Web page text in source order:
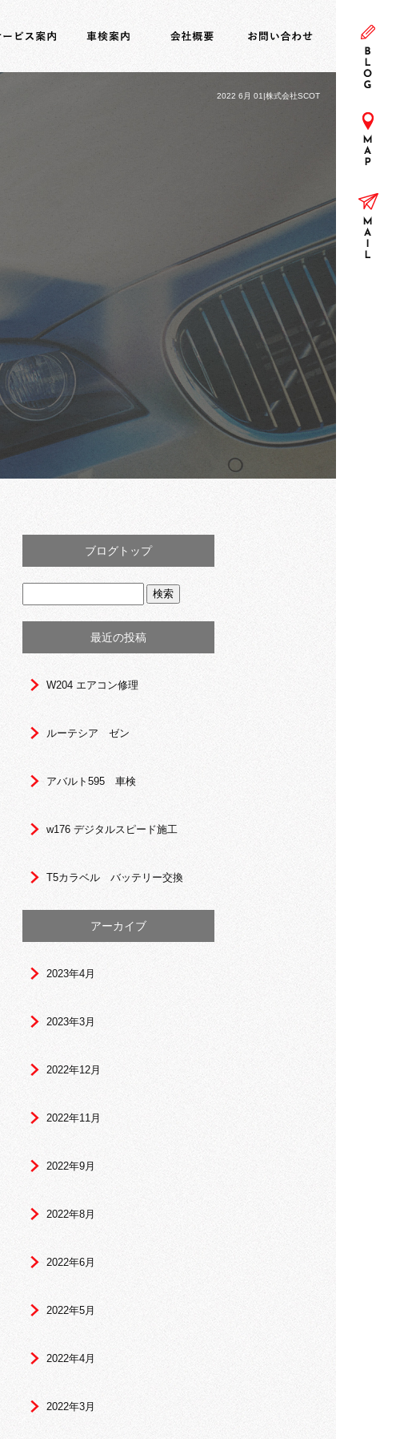
2022 6月 01|株式会社SCOT
ブログトップ
最近の投稿
W204 エアコン修理
ルーテシア ゼン
アバルト595 車検
w176 デジタルスピード施工
T5カラベル バッテリー交換
アーカイブ
2023年4月
2023年3月
2022年12月
2022年11月
2022年9月
2022年8月
2022年6月
2022年5月
2022年4月
2022年3月